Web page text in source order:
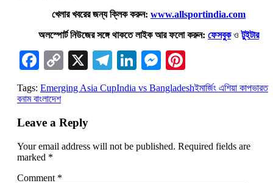
খেলার খবরের জন্য ক্লিক করুন: www.allsportindia.com
অলস্পোর্ট নিউজের সঙ্গে থাকতে লাইক আর ফলো করুন: ফেসবুকওটুইটার
Facebook
Copy
Link
X Telegram
LinkedIn
Messenger
Tags: Emerging Asia CupIndia vs Bangladeshইমার্জিং এশিয়া কাপভারত
বনাম বাংলাদেশ
Leave a Reply
Your email address will not be published. Required fields are
marked *
Comment *